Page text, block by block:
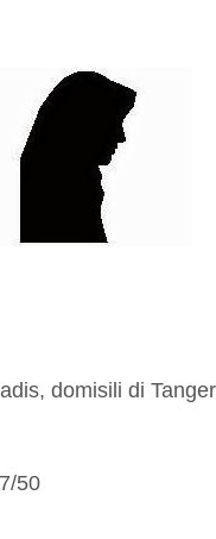
domisili di
50